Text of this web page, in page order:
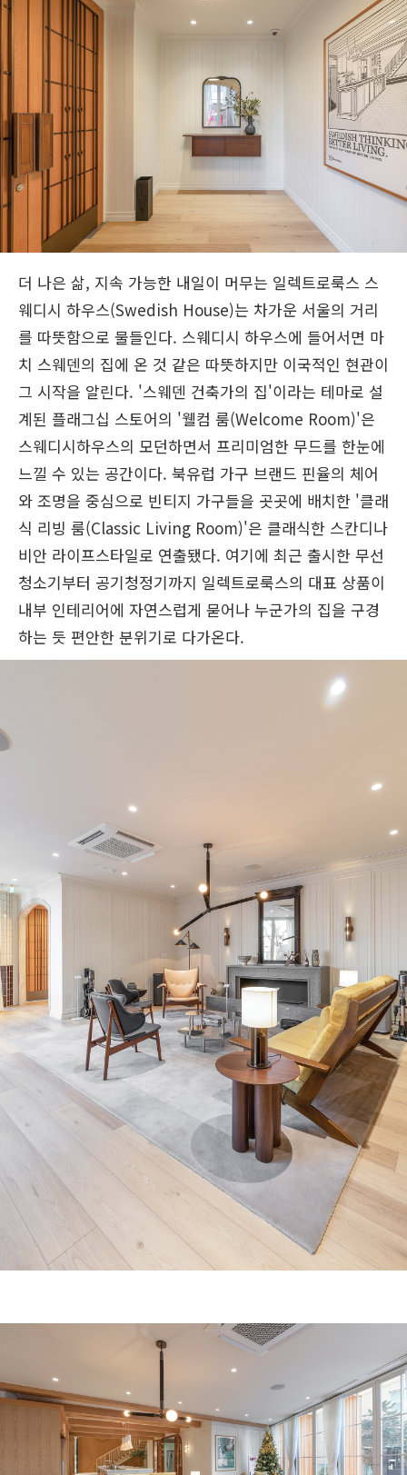
더 나은 삶, 지속 가능한 내일이 머무는 일렉트로룩스 스
웨디시 하우스(Swedish House)는 차가운 서울의 거리
를 따뜻함으로 물들인다. 스웨디시 하우스에 들어서면 마
치 스웨덴의 집에 온 것 같은 따뜻하지만 이국적인 현관이
그 시작을 알린다. '스웨덴 건축가의 집'이라는 테마로 설
계된 플래그십 스토어의 '웰컴 룸(Welcome Room)'은
스웨디시하우스의 모던하면서 프리미엄한 무드를 한눈에
느낄 수 있는 공간이다. 북유럽 가구 브랜드 핀율의 체어
와 조명을 중심으로 빈티지 가구들을 곳곳에 배치한 '클래
식 리빙 룸(Classic Living Room)'은 클래식한 스칸디나
비안 라이프스타일로 연출됐다. 여기에 최근 출시한 무선
청소기부터 공기청정기까지 일렉트로룩스의 대표 상품이
내부 인테리어에 자연스럽게 묻어나 누군가의 집을 구경
하는 듯 편안한 분위기로 다가온다.